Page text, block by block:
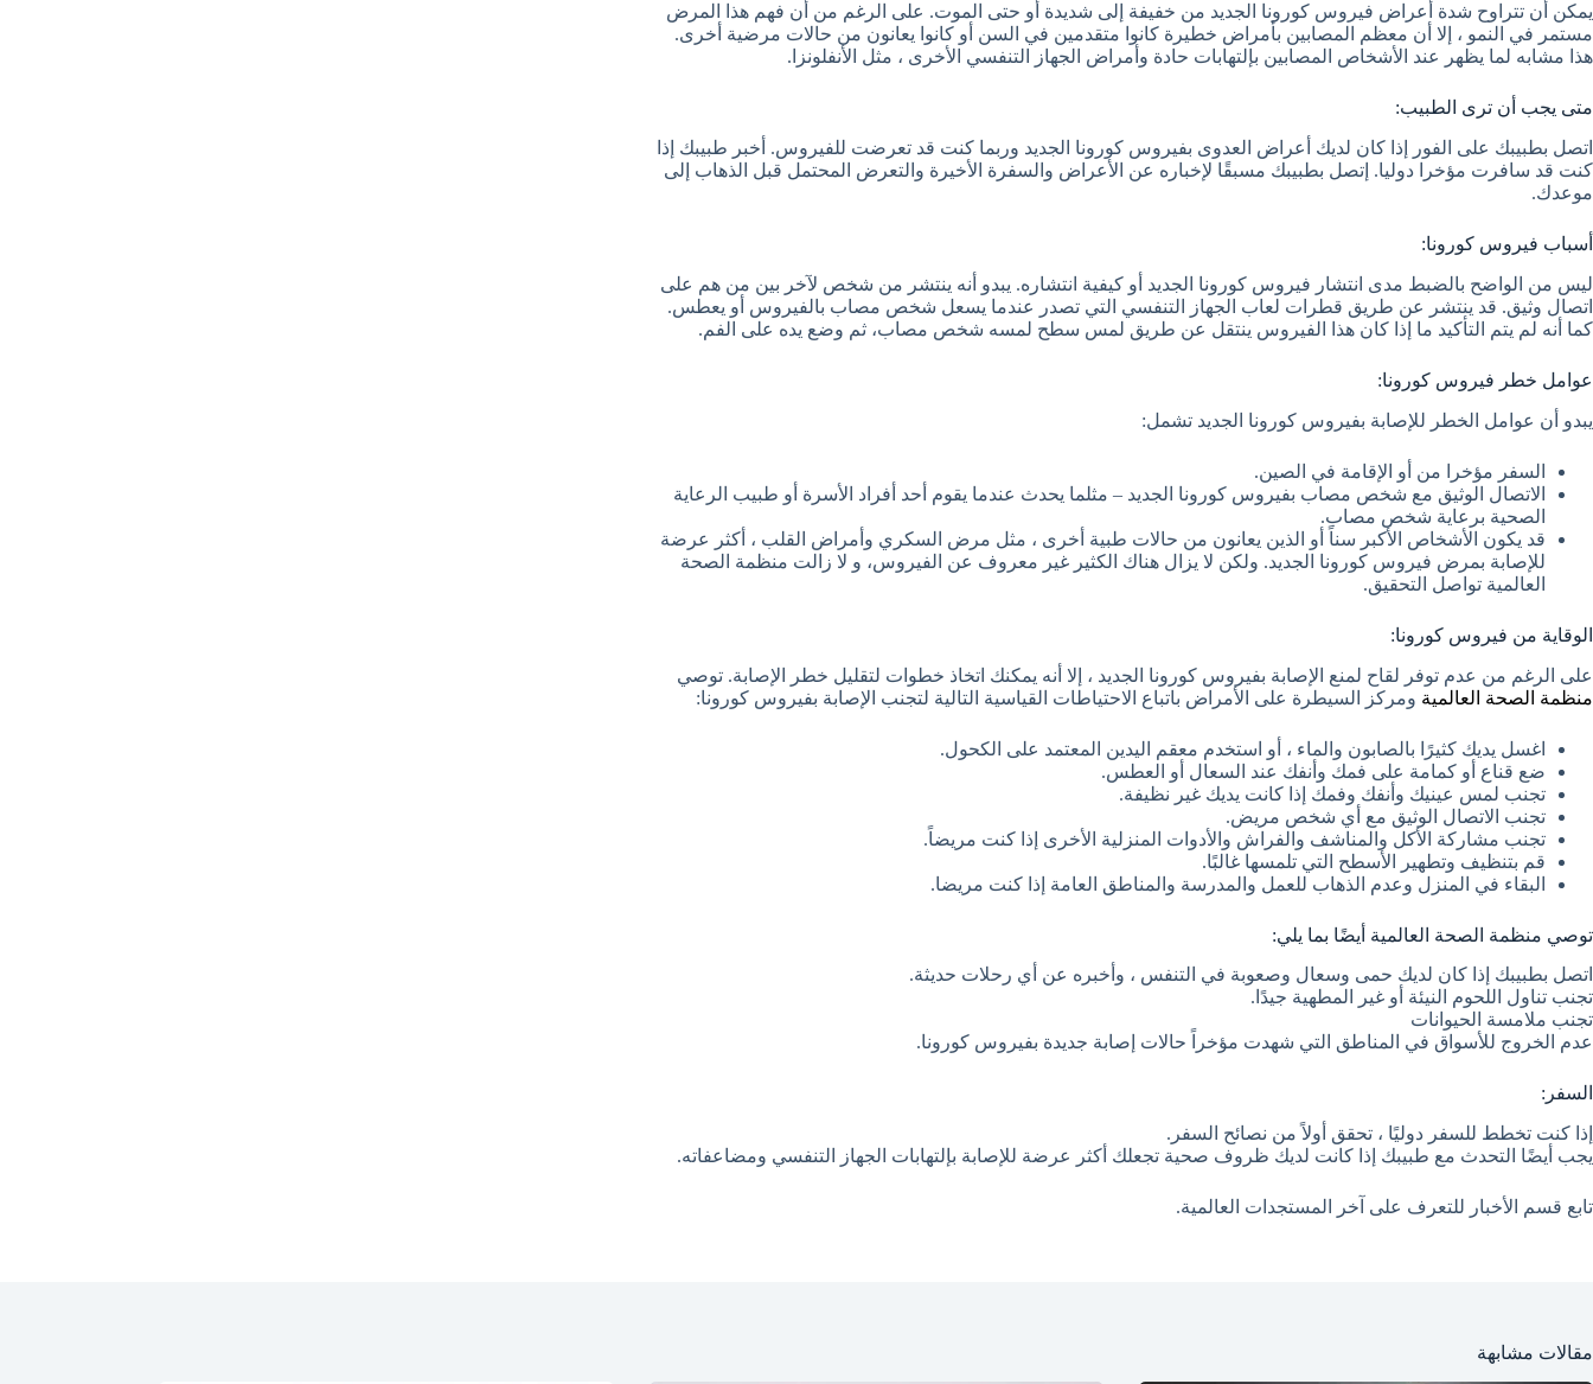
يمكن أن تتراوح شدة أعراض فيروس كورونا الجديد من خفيفة إلى شديدة أو حتى الموت. على الرغم من أن فهم هذا المرض
مستمر في النمو ، إلا أن معظم المصابين بأمراض خطيرة كانوا متقدمين في السن أو كانوا يعانون من حالات مرضية أخرى.
هذا مشابه لما يظهر عند الأشخاص المصابين بإلتهابات حادة وأمراض الجهاز التنفسي الأخرى ، مثل الأنفلونزا.
متى يجب أن ترى الطبيب:
اتصل بطبيبك على الفور إذا كان لديك أعراض العدوى بفيروس كورونا الجديد وربما كنت قد تعرضت للفيروس. أخبر طبيبك إذا
كنت قد سافرت مؤخرا دوليا. إتصل بطبيبك مسبقًا لإخباره عن الأعراض والسفرة الأخيرة والتعرض المحتمل قبل الذهاب إلى
موعدك.
أسباب فيروس كورونا:
ليس من الواضح بالضبط مدى انتشار فيروس كورونا الجديد أو كيفية انتشاره. يبدو أنه ينتشر من شخص لآخر بين من هم على
اتصال وثيق. قد ينتشر عن طريق قطرات لعاب الجهاز التنفسي التي تصدر عندما يسعل شخص مصاب بالفيروس أو يعطس.
كما أنه لم يتم التأكيد ما إذا كان هذا الفيروس ينتقل عن طريق لمس سطح لمسه شخص مصاب، ثم وضع يده على الفم.
عوامل خطر فيروس كورونا:
يبدو أن عوامل الخطر للإصابة بفيروس كورونا الجديد تشمل:
السفر مؤخرا من أو الإقامة في الصين.
الاتصال الوثيق مع شخص مصاب بفيروس كورونا الجديد – مثلما يحدث عندما يقوم أحد أفراد الأسرة أو طبيب الرعاية
الصحية برعاية شخص مصاب.
قد يكون الأشخاص الأكبر سناً أو الذين يعانون من حالات طبية أخرى ، مثل مرض السكري وأمراض القلب ، أكثر عرضة
للإصابة بمرض فيروس كورونا الجديد. ولكن لا يزال هناك الكثير غير معروف عن الفيروس، و لا زالت منظمة الصحة
العالمية تواصل التحقيق.
الوقاية من فيروس كورونا:
على الرغم من عدم توفر لقاح لمنع الإصابة بفيروس كورونا الجديد ، إلا أنه يمكنك اتخاذ خطوات لتقليل خطر الإصابة. توصي
منظمة الصحة العالمية ومركز السيطرة على الأمراض باتباع الاحتياطات القياسية التالية لتجنب الإصابة بفيروس كورونا:
اغسل يديك كثيرًا بالصابون والماء ، أو استخدم معقم اليدين المعتمد على الكحول.
ضع قناع أو كمامة على فمك وأنفك عند السعال أو العطس.
تجنب لمس عينيك وأنفك وفمك إذا كانت يديك غير نظيفة.
تجنب الاتصال الوثيق مع أي شخص مريض.
تجنب مشاركة الأكل والمناشف والفراش والأدوات المنزلية الأخرى إذا كنت مريضاً.
قم بتنظيف وتطهير الأسطح التي تلمسها غالبًا.
البقاء في المنزل وعدم الذهاب للعمل والمدرسة والمناطق العامة إذا كنت مريضا.
توصي منظمة الصحة العالمية أيضًا بما يلي:
اتصل بطبيبك إذا كان لديك حمى وسعال وصعوبة في التنفس ، وأخبره عن أي رحلات حديثة.
تجنب تناول اللحوم النيئة أو غير المطهية جيدًا.
تجنب ملامسة الحيوانات
عدم الخروج للأسواق في المناطق التي شهدت مؤخراً حالات إصابة جديدة بفيروس كورونا.
السفر:
إذا كنت تخطط للسفر دوليًا ، تحقق أولاً من نصائح السفر.
يجب أيضًا التحدث مع طبيبك إذا كانت لديك ظروف صحية تجعلك أكثر عرضة للإصابة بإلتهابات الجهاز التنفسي ومضاعفاته.
تابع قسم الأخبار للتعرف على آخر المستجدات العالمية.
مقالات مشابهة